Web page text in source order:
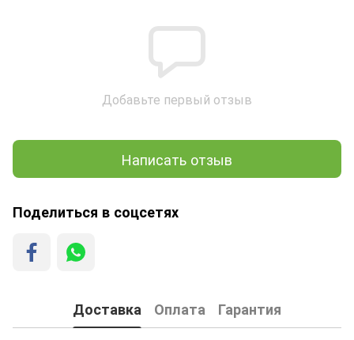
Добавьте первый отзыв
Написать отзыв
Поделиться в соцсетях
Доставка Оплата Гарантия